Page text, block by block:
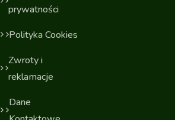
prywatności
Polityka Cookies
Zwroty i
reklamacje
Dane